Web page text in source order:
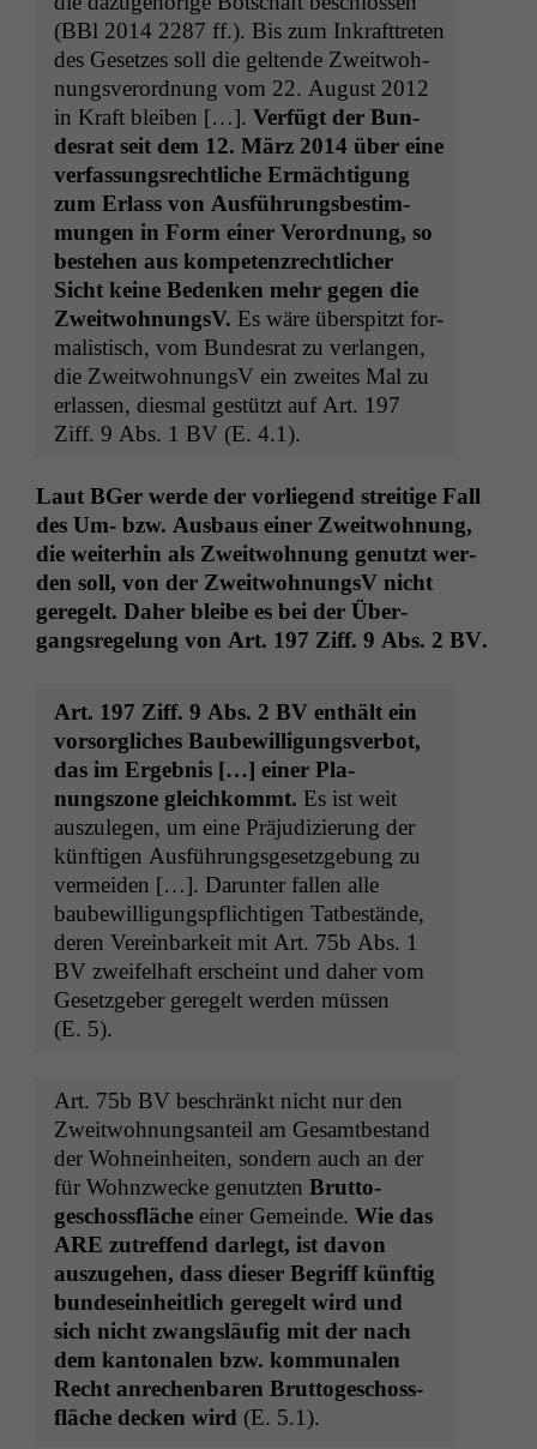
(BBl 2014 2287 ff.). Bis zum Inkraft­treten
des Geset­zes soll die gel­tende Zweit­woh­
nungsverord­nung vom 22. August 2012
in Kraft bleiben […]. Ver­fügt der Bun­
desrat seit dem 12. März 2014 über eine
ver­fas­sungsrechtliche Ermäch­ti­gung
zum Erlass von Aus­führungs­bes­tim­
mungen in Form ein­er Verord­nung, so
beste­hen aus kom­pe­ten­zrechtlich­er
Sicht keine Bedenken mehr gegen die
Zweit­woh­nungsV. Es wäre über­spitzt for­
mal­is­tisch, vom Bun­desrat zu ver­lan­gen,
die Zweit­woh­nungsV ein zweites Mal zu
erlassen, dies­mal gestützt auf Art. 197
Ziff. 9 Abs. 1 BV (E. 4.1).
Laut BGer werde der vor­liegend stre­it­ige Fall
des Um- bzw. Aus­baus ein­er Zweit­woh­nung,
die weit­er­hin als Zweit­woh­nung genutzt wer­
den soll, von der Zweit­woh­nungsV nicht
geregelt. Daher bleibe es bei der Über­
gangsregelung von Art. 197 Ziff. 9 Abs. 2 BV.
Art. 197 Ziff. 9 Abs. 2 BV enthält ein
vor­sor­glich­es Baube­wil­li­gungsver­bot,
das im Ergeb­nis […] ein­er Pla­
nungszone gle­ichkommt. Es ist weit
auszule­gen, um eine Präjudizierung der
kün­fti­gen Aus­führungs­ge­set­zge­bung zu
ver­mei­den […]. Darunter fall­en alle
baube­wil­li­gungspflichti­gen Tatbestände,
deren Vere­in­barkeit mit Art. 75b Abs. 1
BV zweifel­haft erscheint und daher vom
Geset­zge­ber geregelt wer­den müssen
(E. 5).
Art. 75b BV beschränkt nicht nur den
Zweit­woh­nungsan­teil am Gesamtbe­stand
der Wohnein­heit­en, son­dern auch an der
für Wohnzwecke genutzten Brut­to­
geschoss­fläche ein­er Gemeinde. Wie das
ARE zutr­e­f­fend dar­legt, ist davon
auszuge­hen, dass dieser Begriff kün­ftig
bun­de­sein­heitlich geregelt wird und
sich nicht zwangsläu­fig mit der nach
dem kan­tonalen bzw. kom­mu­nalen
Recht anrechen­baren Brut­to­geschoss­
fläche deck­en wird (E. 5.1).